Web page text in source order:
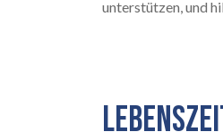
unterstützen, und